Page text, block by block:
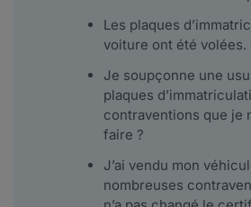
Les plaques
voiture ont été volées.
Je soupçonne une
plaques
contraventions que je
faire ?
J’ai vendu mon
nombreuses